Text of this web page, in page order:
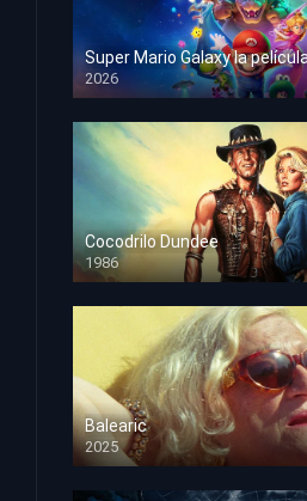
Super Mario Galaxy la
2026
HD 1080p
Cocodrilo Dundee
1986
HD 1080p
Balearic
2025
HD 1080p